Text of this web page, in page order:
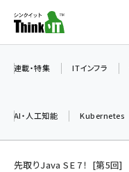
ン
ツ
連載・特集 ITインフラ
AI・人工知能 Kubernetes
先取りJava SE 7！ 第5回